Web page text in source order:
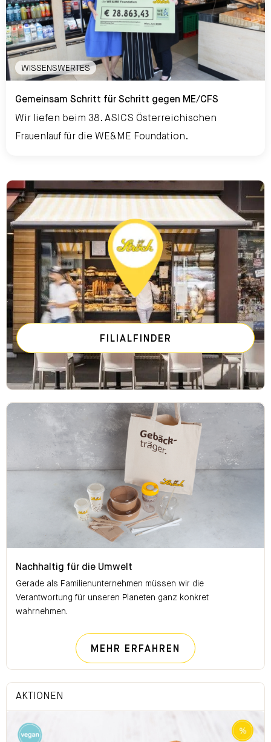
WISSENSWERTES
Gemeinsam Schritt für Schritt gegen ME/CFS
Wir liefen beim 38. ASICS Österreichischen
Frauenlauf für die WE&ME Foundation.
FILIALFINDER
Nachhaltig für die Umwelt
Gerade als Familienunternehmen müssen wir die
Verantwortung für unseren Planeten ganz konkret
wahrnehmen.
MEHR ERFAHREN NACHHALTIG
AKTIONEN